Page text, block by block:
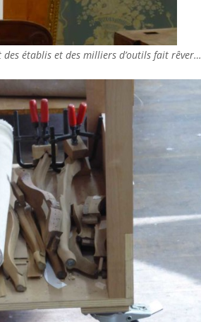
des établis et des milliers d’outils fait rêver…